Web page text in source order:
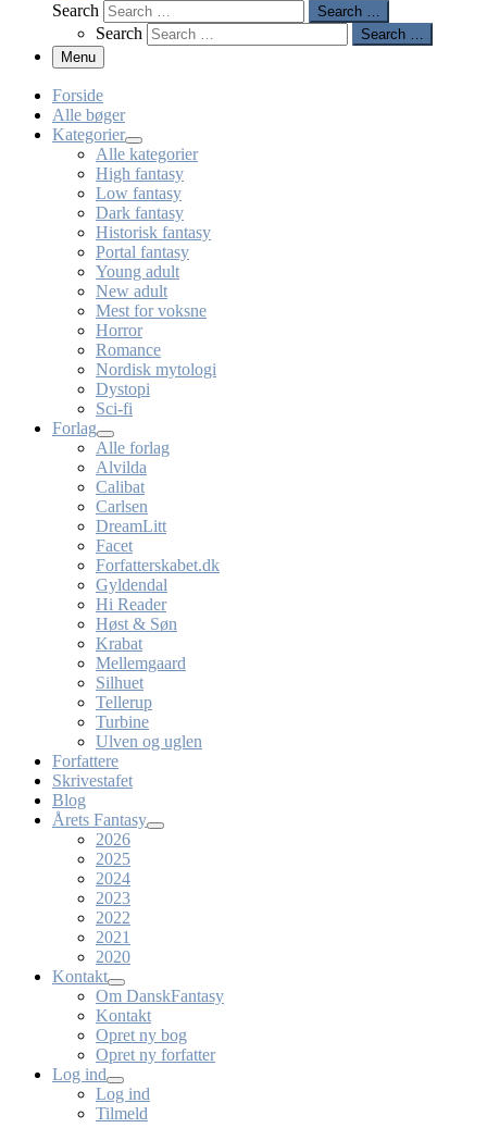
Search
Search …
Search
Search …
Menu
Forside
Alle bøger
Kategorier
Alle kategorier
High fantasy
Low fantasy
Dark fantasy
Historisk fantasy
Portal fantasy
Young adult
New adult
Mest for voksne
Horror
Romance
Nordisk mytologi
Dystopi
Sci-fi
Forlag
Alle forlag
Alvilda
Calibat
Carlsen
DreamLitt
Facet
Forfatterskabet.dk
Gyldendal
Hi Reader
Høst & Søn
Krabat
Mellemgaard
Silhuet
Tellerup
Turbine
Ulven og uglen
Forfattere
Skrivestafet
Blog
Årets Fantasy
2026
2025
2024
2023
2022
2021
2020
Kontakt
Om DanskFantasy
Kontakt
Opret ny bog
Opret ny forfatter
Log ind
Log ind
Tilmeld